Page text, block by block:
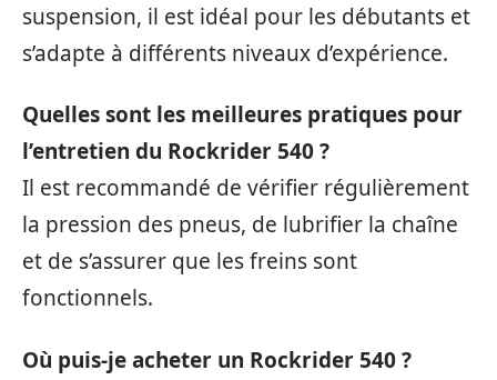
suspension, il est idéal pour les débutants et
s’adapte à différents niveaux d’expérience.
Quelles sont les meilleures pratiques pour
l’entretien du Rockrider 540 ?
Il est recommandé de vérifier régulièrement
la pression des pneus, de lubrifier la chaîne
et de s’assurer que les freins sont
fonctionnels.
Où puis-je acheter un Rockrider 540 ?